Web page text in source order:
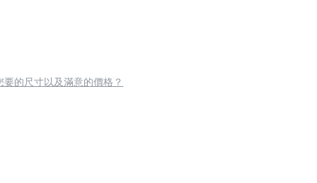
要的尺寸以及滿意的價格？